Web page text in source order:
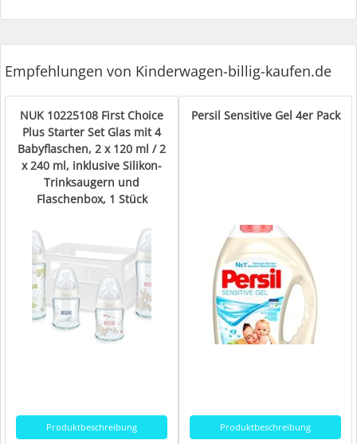
Empfehlungen von Kinderwagen-billig-kaufen.de
NUK 10225108 First Choice
Plus Starter Set Glas mit 4
Babyflaschen, 2 x 120 ml / 2
x 240 ml, inklusive Silikon-
Trinksaugern und
Flaschenbox, 1 Stück
Produktbeschreibung
Persil Sensitive Gel 4er Pack
Produktbeschreibung